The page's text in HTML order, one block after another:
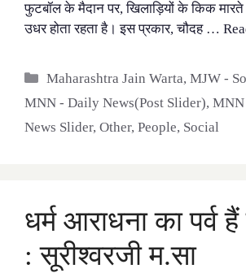
फुटबॉल के मैदान पर, खिलाड़ियों के किक
उधर होता रहता है। इस प्रकार, चौदह …
Categories
Maharashtra Jain Warta,MJW -
MNN - Daily News(Post Slider), MNN
News Slider, Other, People, Social
धर्म आराधना का पर्व हैं
: सूरीश्वरजी म.सा